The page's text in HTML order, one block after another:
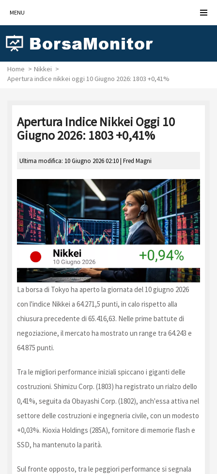
MENU
Home
Nikkei
Apertura indice nikkei oggi 10 Giugno 2026: 1803 +0,41%
Apertura Indice Nikkei Oggi 10
Giugno 2026: 1803 +0,41%
Ultima modifica: 10 Giugno 2026 02:10 | Fred Magni
La borsa di Tokyo ha aperto la giornata del 10 giugno 2026
con l'indice Nikkei a 64.271,5 punti, in calo rispetto alla
chiusura precedente di 65.416,63. Nelle prime battute di
negoziazione, il mercato ha mostrato un range tra 64.243 e
64.875 punti.
Tra le migliori performance iniziali spiccano i giganti delle
costruzioni. Shimizu Corp. (1803) ha registrato un rialzo dello
0,41%, seguita da Obayashi Corp. (1802), anch'essa attiva nel
settore delle costruzioni e ingegneria civile, con un modesto
+0,03%. Kioxia Holdings (285A), fornitore di memorie flash e
SSD, ha mantenuto la parità.
Sul fronte opposto, tra le peggiori performance si segnala